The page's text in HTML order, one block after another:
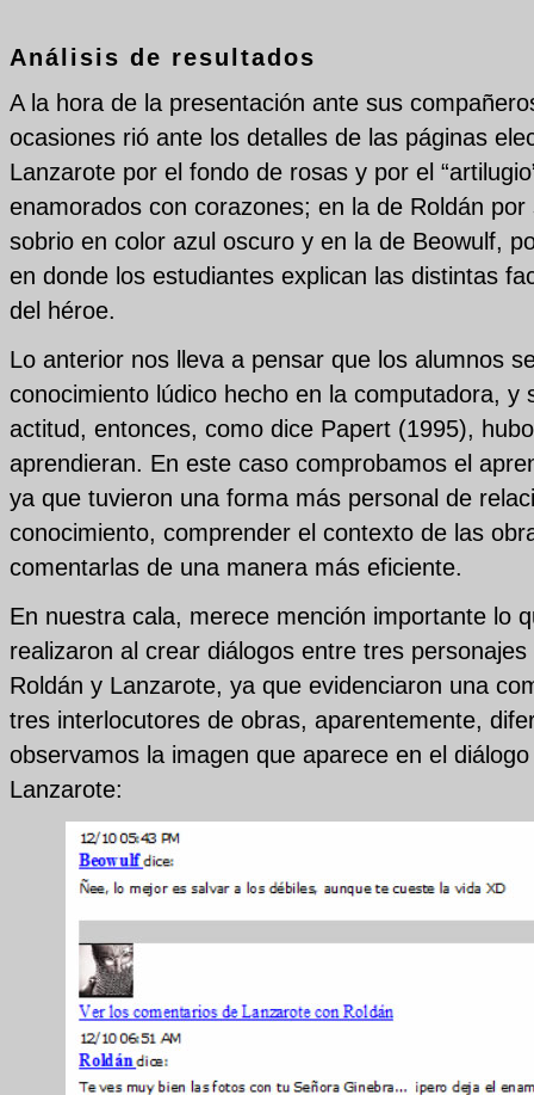
Análisis de resultados
A la hora de la presentación ante sus
ocasiones rió ante los detalles de las páginas
Lanzarote por el fondo de rosas y por el
enamorados con corazones; en la de Roldán
sobrio en color azul oscuro y en la de Beowulf,
en donde los estudiantes explican las distintas
del héroe.
Lo anterior nos lleva a pensar que los alumnos
conocimiento lúdico hecho en la computadora, y
actitud, entonces, como dice Papert (1995),
aprendieran. En este caso comprobamos el
ya que tuvieron una forma más personal de
conocimiento, comprender el contexto de las
comentarlas de una manera más eficiente.
En nuestra cala, merece mención importante lo
realizaron al crear diálogos entre tres
Roldán y Lanzarote, ya que evidenciaron una
tres interlocutores de obras, aparentemente,
observamos la imagen que aparece en el
Lanzarote: